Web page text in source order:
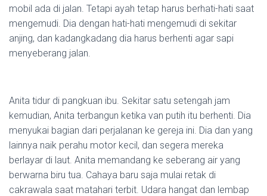
mobil ada di jalan. Tetapi ayah tetap harus berhati-hati saat
mengemudi. Dia dengan hati-hati mengemudi di sekitar
anjing, dan kadangkadang dia harus berhenti agar sapi
menyeberang jalan.
Anita tidur di pangkuan ibu. Sekitar satu setengah jam
kemudian, Anita terbangun ketika van putih itu berhenti. Dia
menyukai bagian dari perjalanan ke gereja ini. Dia dan yang
lainnya naik perahu motor kecil, dan segera mereka
berlayar di laut. Anita memandang ke seberang air yang
berwarna biru tua. Cahaya baru saja mulai retak di
cakrawala saat matahari terbit. Udara hangat dan lembap